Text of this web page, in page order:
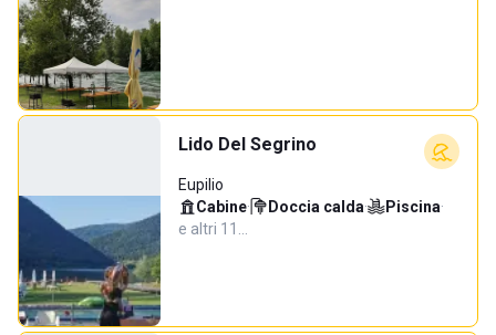
Lido Del Segrino
Eupilio
Cabine· Doccia calda· Piscina·
e altri 11…